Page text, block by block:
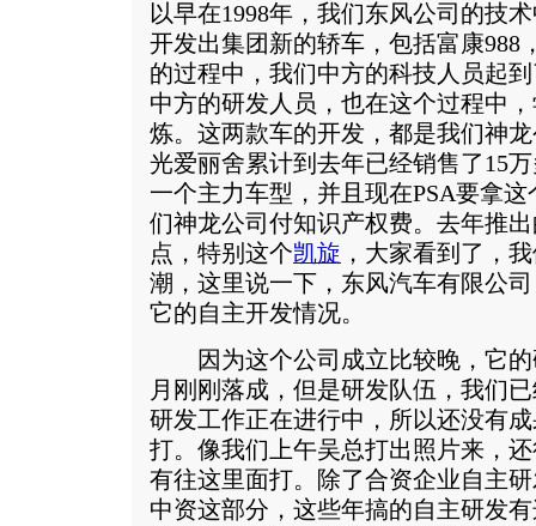
以早在1998年，我们东风公司的技
开发出集团新的轿车，包括富康988
的过程中，我们中方的科技人员起
中方的研发人员，也在这个过程中
炼。这两款车的开发，都是我们神
光爱丽舍累计到去年已经销售了15
一个主力车型，并且现在PSA要拿
们神龙公司付知识产权费。去年推
点，特别这个凯旋 ，大家看到了，
潮，这里说一下，东风汽车有限公
它的自主开发情况。
因为这个公司成立比较晚，它的
月刚刚落成，但是研发队伍，我们
研发工作正在进行中，所以还没有
打。像我们上午吴总打出照片来，
有往这里面打。除了合资企业自主
中资这部分，这些年搞的自主研发